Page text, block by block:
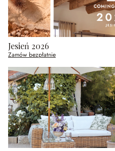
Jesień 2026
Zamów bezpłatnie